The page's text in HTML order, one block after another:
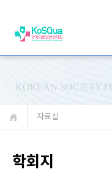
KOREAN SOCIETY
자료실
학회지